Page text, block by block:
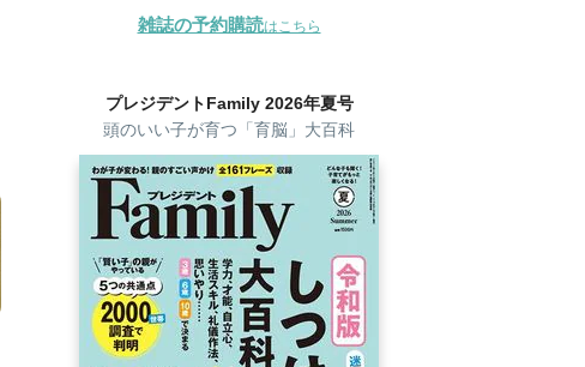
雑誌の予約購読はこちら
プレジデントFamily 2026年夏号
頭のいい子が育つ「育脳」大百科